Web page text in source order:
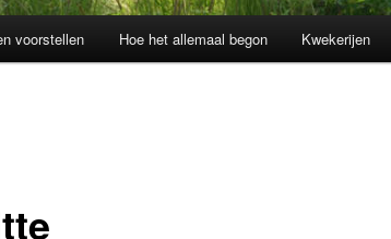
voorstellen Hoe het allemaal begon Kwekerijen